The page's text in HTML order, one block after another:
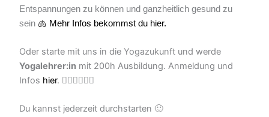
Entspannungen zu können und ganzheitlich gesund zu
sein 🫁 Mehr Infos bekommst du hier.
Oder starte mit uns in die Yogazukunft und werde
Yogalehrer:in mit 200h Ausbildung. Anmeldung und
Infos hier. 🧘🏻‍♂️🧘🏼‍♀️
Du kannst jederzeit durchstarten 🙂